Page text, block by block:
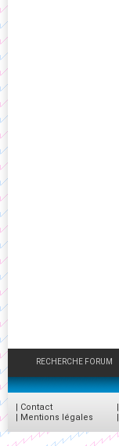
RECHERCHE FORUM
| Contact
| Mentions légales
|
|